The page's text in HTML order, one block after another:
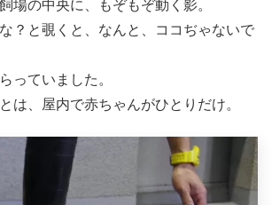
場の中央に、もぞもぞ動く影。
？と覗くと、なんと、ココぢゃないで
っていました。
は、屋内で赤ちゃんがひとりだけ。